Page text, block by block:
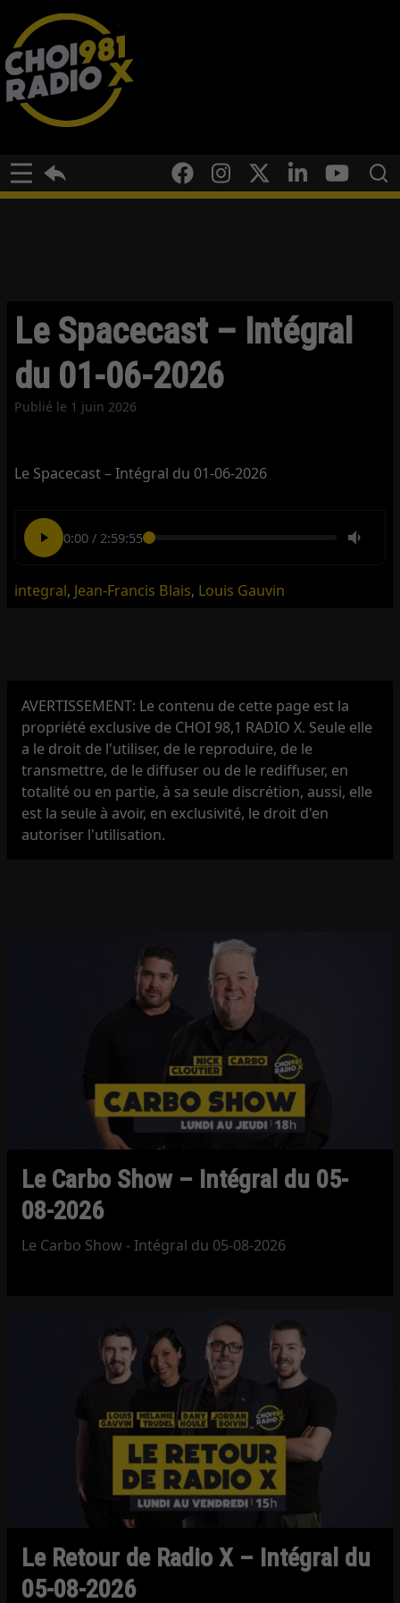
Le Spacecast – Intégral
du 01-06-2026
Publié le 1 juin 2026
Le Spacecast – Intégral du 01-06-2026
0:00/ 2:59:55
integral, Jean-Francis Blais, Louis Gauvin
AVERTISSEMENT: Le contenu de cette page est la
propriété exclusive de CHOI 98,1 RADIO X. Seule elle
a le droit de l'utiliser, de le reproduire, de le
transmettre, de le diffuser ou de le rediffuser, en
totalité ou en partie, à sa seule discrétion, aussi, elle
est la seule à avoir, en exclusivité, le droit d'en
autoriser l'utilisation.
Le Carbo Show – Intégral du 05-
08-2026
Le Carbo Show - Intégral du 05-08-2026
Le Retour de Radio X – Intégral du
05-08-2026